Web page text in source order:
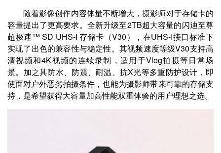
随着影像创作内容体量不断增大，摄影师对于存储卡的
容量提出了更高要求。全新升级至2TB超大容量的闪迪至尊
超极速™ SD UHS-I 存储卡（V30），在UHS-I接口标准下
实现了出色的兼容性与稳定性。其视频速度等级V30支持高
清视频和4K视频的连续录制，适用于Vlog拍摄等日常场
景。加之其防水、防震、耐温、抗X光等多重防护设计，即
使面对户外恶劣拍摄条件，也能为摄影师带来可靠的存储支
持，是希望获得大容量加高性能双重体验的用户理想之选。